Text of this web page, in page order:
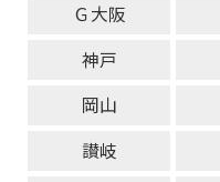
Ｇ大阪
神戸
岡山
讃岐